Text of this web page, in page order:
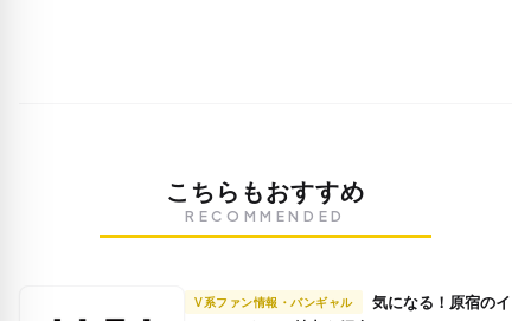
こちらもおすすめ
RECOMMENDED
V系ファン情報・バンギャル